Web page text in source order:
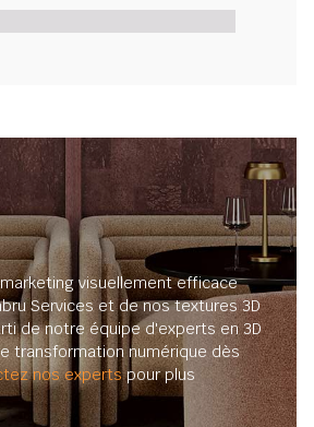
visuellement efficace
Services et de nos textures 3D
de notre équipe d'experts en 3D
transformation numérique dès
nos expertspour plus